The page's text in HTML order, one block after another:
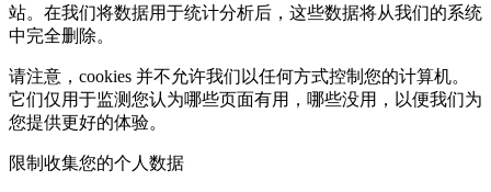
站。在我们将数据用于统计分析后，这些数据将从我们的系统
中完全删除。
请注意，cookies 并不允许我们以任何方式控制您的计算机。
它们仅用于监测您认为哪些页面有用，哪些没用，以便我们为
您提供更好的体验。
限制收集您的个人数据